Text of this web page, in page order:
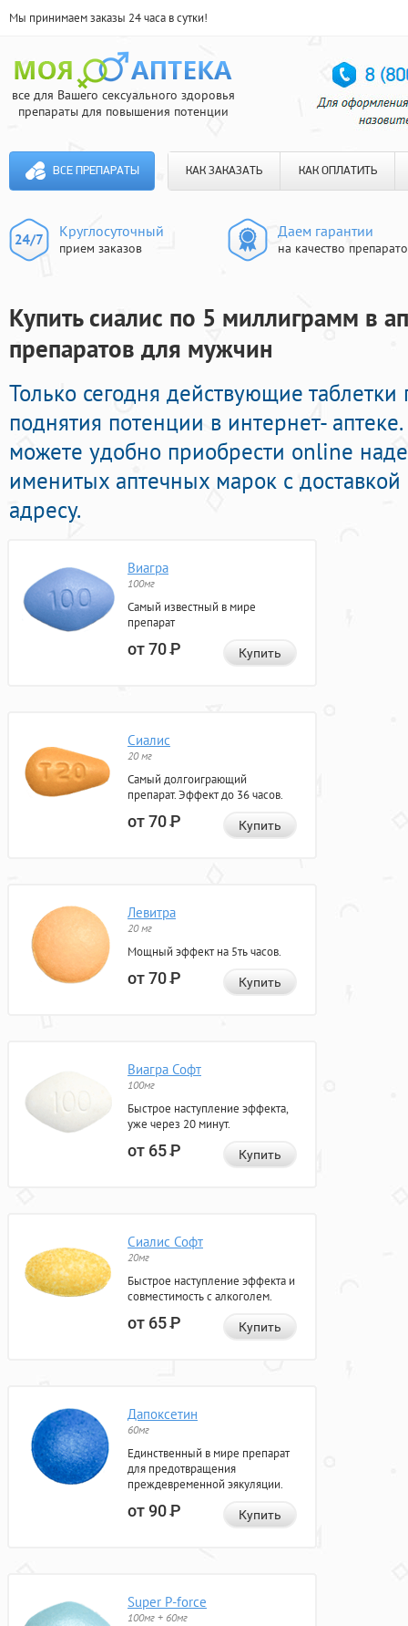
Мы принимаем заказы 24 часа в сутки!
все для Вашего сексуального здоровья
препараты для повышения потенции
ВСЕ ПРЕПАРАТЫ КАК ЗАКАЗАТЬ КАК ОПЛАТИТЬ
Круглосуточный
прием заказов
Даем гарантии
на качество
Купить сиалис по 5 миллиграмм в
препаратов для мужчин
Только сегодня действующие
поднятия потенции в интернет-
можете удобно приобрести online
именитых аптечных марок с
адресу.
Виагра
100мг
Самый известный в мире
препарат
от 70Р Купить
Сиалис
20 мг
Самый долгоиграющий
препарат. Эффект до 36 часов.
от 70Р Купить
Левитра
20 мг
Мощный эффект на 5ть часов.
от 70Р Купить
Виагра Софт
100мг
Быстрое наступление эффекта,
уже через 20 минут.
от 65Р Купить
Сиалис Софт
20мг
Быстрое наступление эффекта и
совместимость с алкоголем.
от 65Р Купить
Дапоксетин
60мг
Единственный в мире препарат
для предотвращения
преждевременной эякуляции.
от 90Р Купить
Super P-force
100мг + 60мг